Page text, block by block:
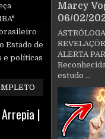
Estado de
e políticas
|
Marcy
06/02/
ALERTA
estudo ...